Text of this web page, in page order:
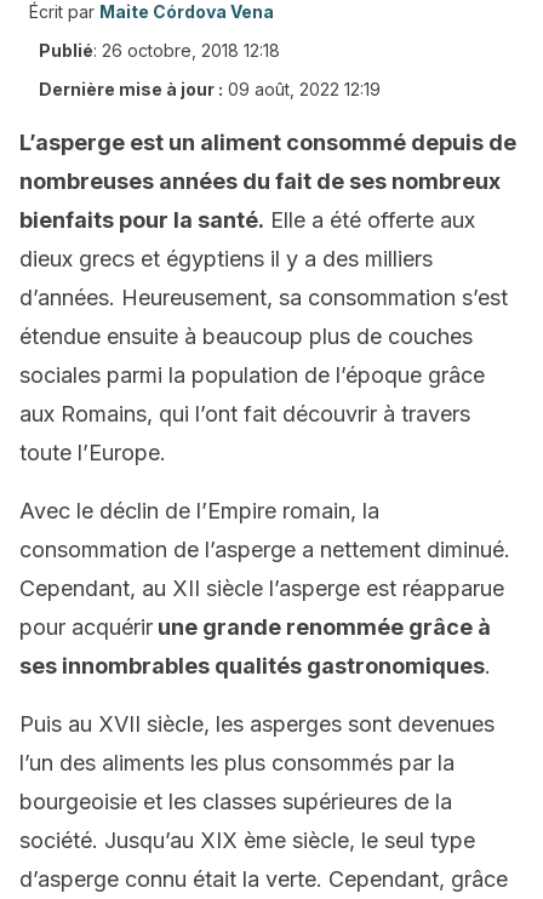
Écrit par Maite Córdova Vena
Publié: 26 octobre, 2018 12:18
Dernière mise à jour : 09 août, 2022 12:19
L’asperge est un aliment consommé depuis de
nombreuses années du fait de ses nombreux
bienfaits pour la santé. Elle a été offerte aux
dieux grecs et égyptiens il y a des milliers
d’années. Heureusement, sa consommation s’est
étendue ensuite à beaucoup plus de couches
sociales parmi la population de l’époque grâce
aux Romains, qui l’ont fait découvrir à travers
toute l’Europe.
Avec le déclin de l’Empire romain, la
consommation de l’asperge a nettement diminué.
Cependant, au XII siècle l’asperge est réapparue
pour acquérir une grande renommée grâce à
ses innombrables qualités gastronomiques.
Puis au XVII siècle, les asperges sont devenues
l’un des aliments les plus consommés par la
bourgeoisie et les classes supérieures de la
société. Jusqu’au XIX ème siècle, le seul type
d’asperge connu était la verte. Cependant, grâce